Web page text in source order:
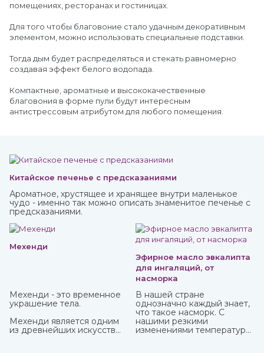
помещениях, ресторанах и гостиницах.
Для того чтобы благовоние стало удачным декоративным
элементом, можно использовать специальные подставки.
Тогда дым будет распределяться и стекать равномерно
создавая эффект белого водопада.
Компактные, ароматные и высококачественные
благовония в форме пули будут интересным
антистрессовым атрибутом для любого помещения.
Китайское печенье с предсказаниями
Ароматное, хрустящее и хранящее внутри маленькое
чудо - именно так можно описать знаменитое печенье с
предсказаниями.
Мехенди
Мехенди - это временное
украшение тела.
Мехенди является одним
из древнейших искусств
Эфирное масло эвкалипта
для ингаляций, от
насморка
В нашей стране
однозначно каждый знает,
что такое насморк. С
нашими резкими
изменениями температуры,